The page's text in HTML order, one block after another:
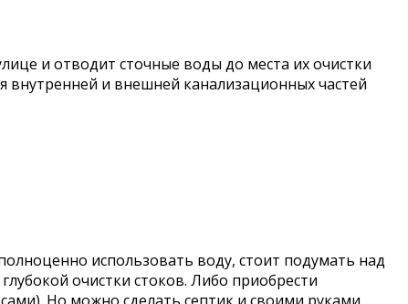
и отводит сточные воды до места их очистки
внутренней и внешней канализационных частей
использовать воду, стоит подумать над
очистки стоков. Либо приобрести